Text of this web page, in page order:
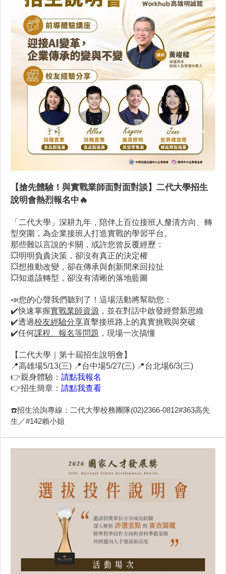
【搶先體驗！與實戰業師面對面對談】二代大學招生
說明會熱烈報名中🔥
「二代大學」深耕九年，陪伴上百位接班人釐清方向、轉
型突圍，為企業接班人打造實戰的學習平台。
那些難以言說的卡關，或許您曾反覆經歷：
💥明明負責決策，卻沒有真正的決定權
💥想推動改變，卻在傳承與創新間來回拉扯
💥知道該轉型，卻沒有清晰的落地藍圖
📣您的心聲我們聽到了！這場活動將幫助您：
✔️快速掌握實戰業師資源 ，並在對話中啟發經營新思維
✔️透過校友經驗分享直擊接班路上的真實挑戰與突破
✔️任何課程、報名等問題 ，現場一次搞懂
【二代大學｜第十屆招生說明會】
📍高雄場5/13(三) 📍台中場5/27(三) 📍台北場6/3(三)
👉親身體驗： 請點我報名
👉招生簡章： 請點我查看
☎️招生洽詢專線：二代大學校務團隊(02)2366-0812#363高先
生／#142賴小姐